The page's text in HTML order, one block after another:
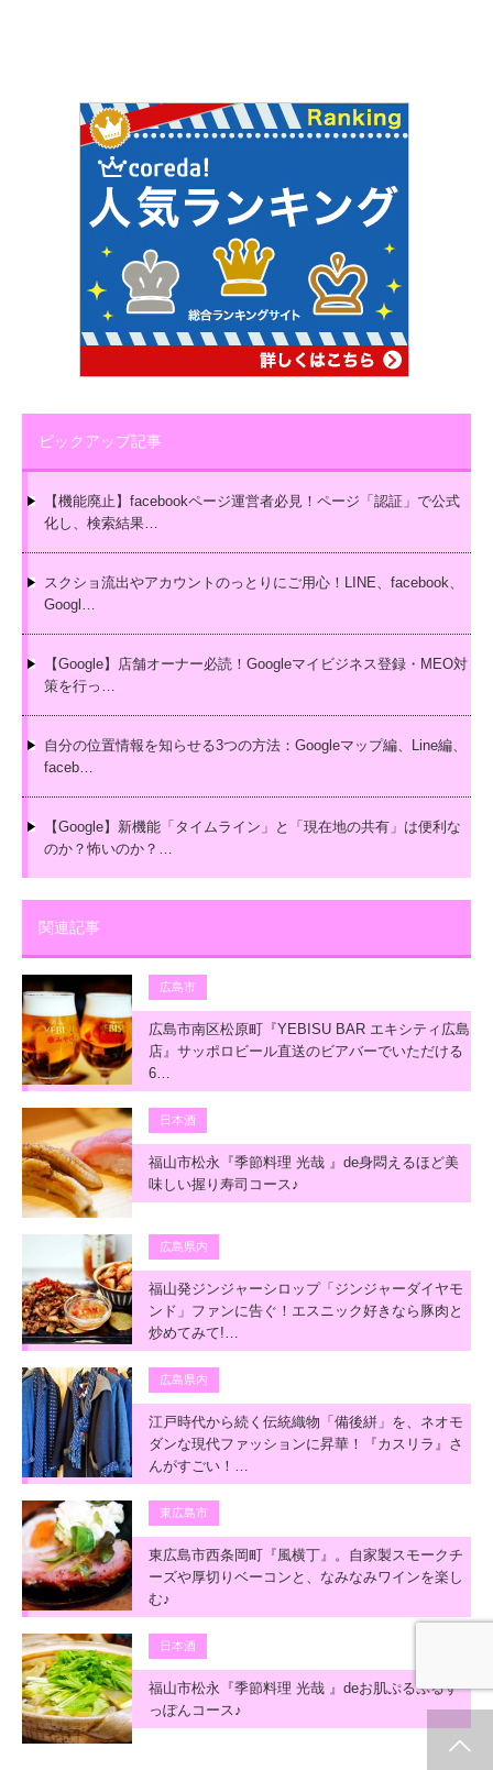
ピックアップ記事
【機能廃止】facebookページ運営者必見！ページ「認証」で公式
化し、検索結果…
スクショ流出やアカウントのっとりにご用心！LINE、facebook、
Googl…
【Google】店舗オーナー必読！Googleマイビジネス登録・MEO対
策を行っ…
自分の位置情報を知らせる3つの方法：Googleマップ編、Line編、
faceb…
【Google】新機能「タイムライン」と「現在地の共有」は便利な
のか？怖いのか？…
関連記事
広島市
広島市南区松原町『YEBISU BAR エキシティ広島
店』サッポロビール直送のビアバーでいただける
6…
日本酒
福山市松永『季節料理 光哉 』de身悶えるほど美
味しい握り寿司コース♪
広島県内
福山発ジンジャーシロップ「ジンジャーダイヤモ
ンド」ファンに告ぐ！エスニック好きなら豚肉と
炒めてみて!…
広島県内
江戸時代から続く伝統織物「備後絣」を、ネオモ
ダンな現代ファッションに昇華！『カスリラ』さ
んがすごい！…
東広島市
東広島市西条岡町『風横丁』。自家製スモークチ
ーズや厚切りベーコンと、なみなみワインを楽し
む♪
日本酒
福山市松永『季節料理 光哉 』deお肌ぷるぷるす
っぽんコース♪
お問合せ